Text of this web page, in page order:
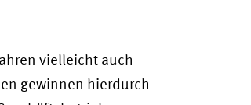
vielleicht auch
gewinnen hierdurch